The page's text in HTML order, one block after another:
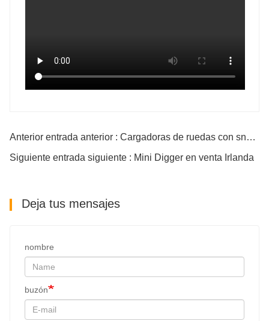
Anterior entrada anterior : Cargadoras de ruedas con snow blade
Siguiente entrada siguiente : Mini Digger en venta Irlanda
Deja tus mensajes
nombre
buzón